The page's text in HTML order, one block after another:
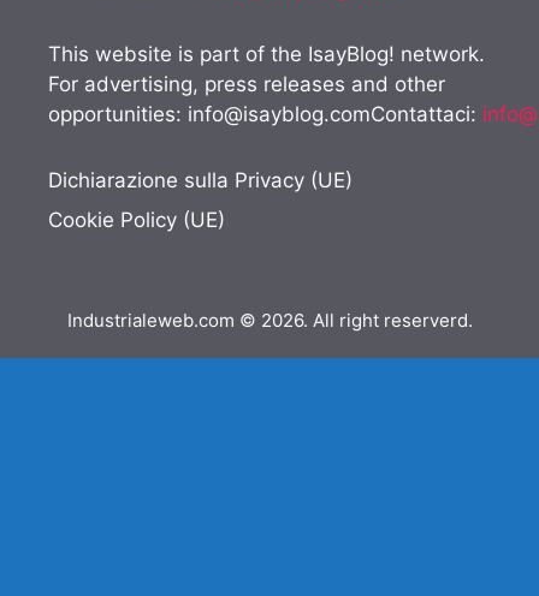
This website is part of the IsayBlog! network.
For advertising, press releases and other
opportunities: info@isayblog.comContattaci:
Dichiarazione sulla Privacy (UE)
Cookie Policy (UE)
Industrialeweb.com © 2026. All right reserverd.